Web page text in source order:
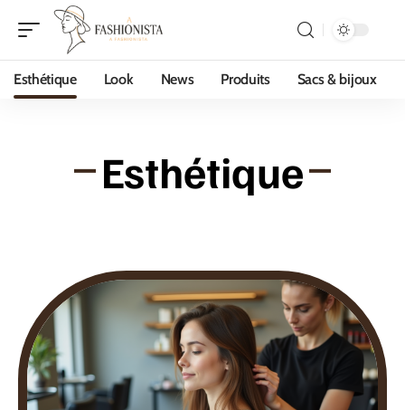
Esthétique Look News Produits Sacs & bijoux
Esthétique